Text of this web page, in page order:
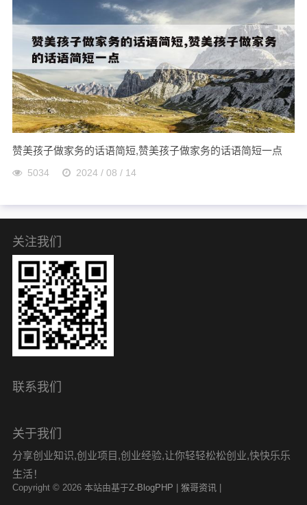
赞美孩子做家务的话语简短,赞美孩子做家务的话语简短一点
5034 2024 / 08 / 14
关注我们
联系我们
关于我们
分享创业知识,创业项目,创业经验,让你轻轻松松创业,快快乐乐
生活！
Copyright © 2026 本站由基于Z-BlogPHP 猴哥资讯|